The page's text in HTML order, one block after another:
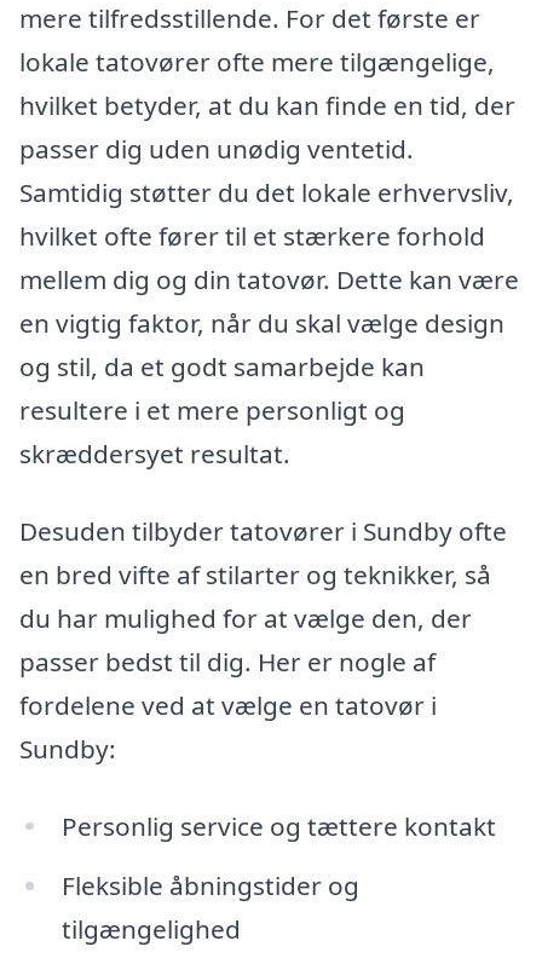
mere tilfredsstillende. For det første er
lokale tatovører ofte mere tilgængelige,
hvilket betyder, at du kan finde en tid, der
passer dig uden unødig ventetid.
Samtidig støtter du det lokale erhvervsliv,
hvilket ofte fører til et stærkere forhold
mellem dig og din tatovør. Dette kan være
en vigtig faktor, når du skal vælge design
og stil, da et godt samarbejde kan
resultere i et mere personligt og
skræddersyet resultat.
Desuden tilbyder tatovører i Sundby ofte
en bred vifte af stilarter og teknikker, så
du har mulighed for at vælge den, der
passer bedst til dig. Her er nogle af
fordelene ved at vælge en tatovør i
Sundby:
Personlig service og tættere kontakt
Fleksible åbningstider og
tilgængelighed